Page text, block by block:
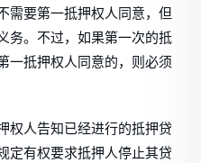
需要第一抵押权人同意，但
务。不过，如果第一次的抵
一抵押权人同意的，则必须
权人告知已经进行的抵押贷
定有权要求抵押人停止其贷